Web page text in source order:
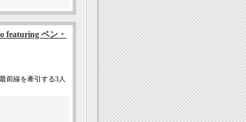
featuring ベン・
前線を牽引する3人